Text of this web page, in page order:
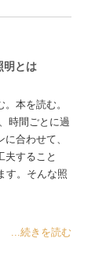
明とは
本を読む。
時間ごとに過
合わせて、
夫すること
す。そんな照
...続きを読む